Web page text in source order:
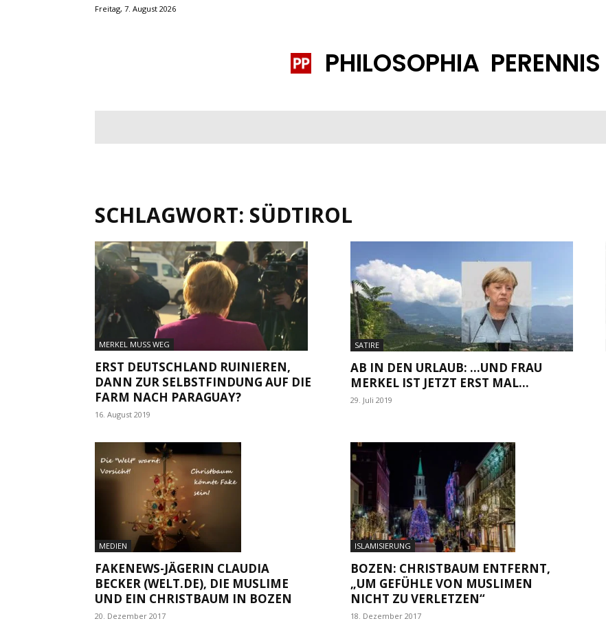
Freitag, 7. August 2026
PHILOSOPHIA PERENNIS
SCHLAGWORT: SÜDTIROL
MERKEL MUSS WEG
ERST DEUTSCHLAND RUINIEREN,
DANN ZUR SELBSTFINDUNG AUF DIE
FARM NACH PARAGUAY?
16. August 2019
SATIRE
AB IN DEN URLAUB: …UND FRAU
MERKEL IST JETZT ERST MAL...
29. Juli 2019
MEDIEN
FAKENEWS-JÄGERIN CLAUDIA
BECKER (WELT.DE), DIE MUSLIME
UND EIN CHRISTBAUM IN BOZEN
20. Dezember 2017
ISLAMISIERUNG
BOZEN: CHRISTBAUM ENTFERNT,
„UM GEFÜHLE VON MUSLIMEN
NICHT ZU VERLETZEN“
18. Dezember 2017